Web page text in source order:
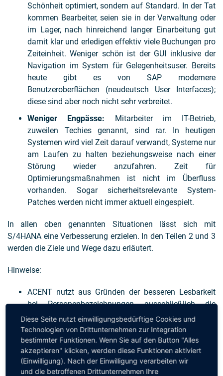
Schönheit optimiert, sondern auf Standard. In der Tat
kommen Bearbeiter, seien sie in der Verwaltung oder
im Lager, nach hinreichend langer Einarbeitung gut
damit klar und erledigen effektiv viele Buchungen pro
Zeiteinheit. Weniger schön ist der GUI inklusive der
Navigation im System für Gelegenheitsuser. Bereits
heute gibt es von SAP modernere
Benutzeroberflächen (neudeutsch User Interfaces);
diese sind aber noch nicht sehr verbreitet.
Weniger Engpässe:
Mitarbeiter im IT-Betrieb,
zuweilen Techies genannt, sind rar. In heutigen
Systemen wird viel Zeit darauf verwandt, Systeme nur
am Laufen zu halten beziehungsweise nach einer
Störung wieder anzufahren. Zeit für
Optimierungsmaßnahmen ist nicht im Überfluss
vorhanden. Sogar sicherheitsrelevante System-
Patches werden nicht immer aktuell eingespielt.
In allen oben genannten Situationen lässt sich mit
S/4HANA eine Verbesserung erzielen. In den Teilen 2 und 3
werden die Ziele und Wege dazu erläutert.
Hinweise:
ACENT nutzt aus Gründen der besseren Lesbarkeit
bei Personenbezeichnungen ausschließlich die
männliche Form. Sie gilt im Sinne der
Gleichbehandlung grundsätzlich für alle Geschlechter
und stellt keine Wertung dar.
SAP S/4HANA ist eingetragenes Markenzeichen der
SAP SE.
Diese Seite nutzt einwilligungsbedürftige Cookies und
Technologien von Drittunternehmen zur Integration
bestimmter Funktionen. Wenn Sie auf den Button "Alles
akzeptieren" klicken, werden diese Funktionen aktiviert
(Einwilligung). Nach der Einwilligung verarbeiten wir
und die betroffenen Drittunternehmen Ihre